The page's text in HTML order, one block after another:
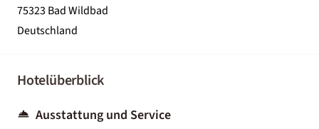
75323 Bad Wildbad
Deutschland
Hotelüberblick
Ausstattung und Service